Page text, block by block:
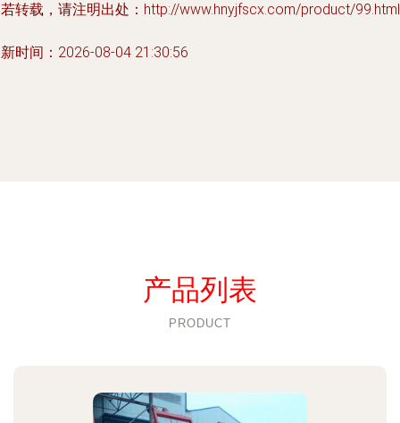
转载，请注明出处：http://www.hnyjfscx.com/product/99.html
时间：2026-08-04 21:30:56
产品列表
PRODUCT